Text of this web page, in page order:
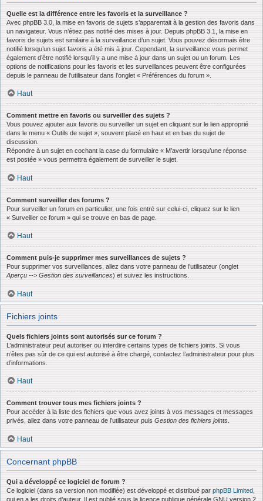
Quelle est la différence entre les favoris et la surveillance ?
Avec phpBB 3.0, la mise en favoris de sujets s’apparentait à la gestion des favoris dans
un navigateur. Vous n’étiez pas notifié des mises à jour. Depuis phpBB 3.1, la mise en
favoris de sujets est similaire à la surveillance d’un sujet. Vous pouvez désormais être
notifié lorsqu’un sujet favoris a été mis à jour. Cependant, la surveillance vous permet
également d’être notifié lorsqu’il y a une mise à jour dans un sujet ou un forum. Les
options de notifications pour les favoris et les surveillances peuvent être configurées
depuis le panneau de l’utilisateur dans l’onglet « Préférences du forum ».
Haut
Comment mettre en favoris ou surveiller des sujets ?
Vous pouvez ajouter aux favoris ou surveiller un sujet en cliquant sur le lien approprié
dans le menu « Outils de sujet », souvent placé en haut et en bas du sujet de
discussion.
Répondre à un sujet en cochant la case du formulaire « M’avertir lorsqu’une réponse
est postée » vous permettra également de surveiller le sujet.
Haut
Comment surveiller des forums ?
Pour surveiller un forum en particulier, une fois entré sur celui-ci, cliquez sur le lien
« Surveiller ce forum » qui se trouve en bas de page.
Haut
Comment puis-je supprimer mes surveillances de sujets ?
Pour supprimer vos surveillances, allez dans votre panneau de l’utilisateur (onglet
Aperçu --> Gestion des surveillances) et suivez les instructions.
Haut
Fichiers joints
Quels fichiers joints sont autorisés sur ce forum ?
L’administrateur peut autoriser ou interdire certains types de fichiers joints. Si vous
n’êtes pas sûr de ce qui est autorisé à être chargé, contactez l’administrateur pour plus
d’informations.
Haut
Comment trouver tous mes fichiers joints ?
Pour accéder à la liste des fichiers que vous avez joints à vos messages et messages
privés, allez dans votre panneau de l’utilisateur puis Gestion des fichiers joints
Haut
Concernant phpBB
Qui a développé ce logiciel de forum ?
Ce logiciel (dans sa version non modifiée) est développé et distribué par phpBB Limited
qui en a les droits d’auteur. Il est publié sous la licence publique générale GNU version 2